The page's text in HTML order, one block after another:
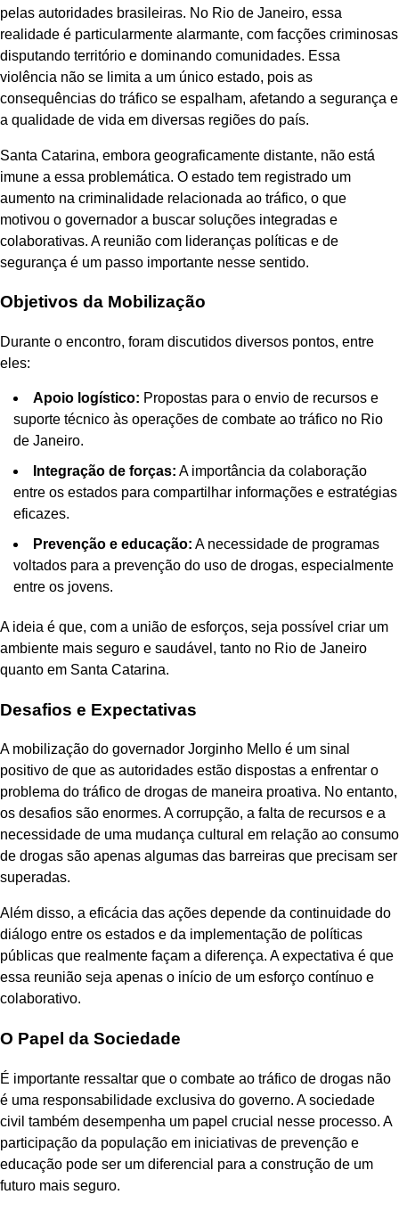
pelas autoridades brasileiras. No Rio de Janeiro, essa
realidade é particularmente alarmante, com facções criminosas
disputando território e dominando comunidades. Essa
violência não se limita a um único estado, pois as
consequências do tráfico se espalham, afetando a segurança e
a qualidade de vida em diversas regiões do país.
Santa Catarina, embora geograficamente distante, não está
imune a essa problemática. O estado tem registrado um
aumento na criminalidade relacionada ao tráfico, o que
motivou o governador a buscar soluções integradas e
colaborativas. A reunião com lideranças políticas e de
segurança é um passo importante nesse sentido.
Objetivos da Mobilização
Durante o encontro, foram discutidos diversos pontos, entre
eles:
Apoio logístico: Propostas para o envio de recursos e
suporte técnico às operações de combate ao tráfico no Rio
de Janeiro.
Integração de forças: A importância da colaboração
entre os estados para compartilhar informações e estratégias
eficazes.
Prevenção e educação: A necessidade de programas
voltados para a prevenção do uso de drogas, especialmente
entre os jovens.
A ideia é que, com a união de esforços, seja possível criar um
ambiente mais seguro e saudável, tanto no Rio de Janeiro
quanto em Santa Catarina.
Desafios e Expectativas
A mobilização do governador Jorginho Mello é um sinal
positivo de que as autoridades estão dispostas a enfrentar o
problema do tráfico de drogas de maneira proativa. No entanto,
os desafios são enormes. A corrupção, a falta de recursos e a
necessidade de uma mudança cultural em relação ao consumo
de drogas são apenas algumas das barreiras que precisam ser
superadas.
Além disso, a eficácia das ações depende da continuidade do
diálogo entre os estados e da implementação de políticas
públicas que realmente façam a diferença. A expectativa é que
essa reunião seja apenas o início de um esforço contínuo e
colaborativo.
O Papel da Sociedade
É importante ressaltar que o combate ao tráfico de drogas não
é uma responsabilidade exclusiva do governo. A sociedade
civil também desempenha um papel crucial nesse processo. A
participação da população em iniciativas de prevenção e
educação pode ser um diferencial para a construção de um
futuro mais seguro.